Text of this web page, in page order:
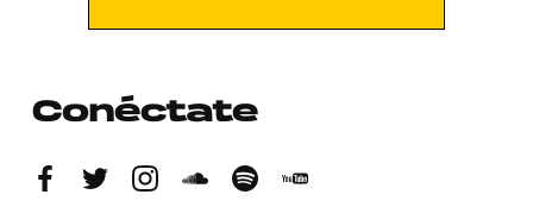
Conéctate